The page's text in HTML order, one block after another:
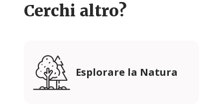
Cerchi altro?
Esplorare la Natura